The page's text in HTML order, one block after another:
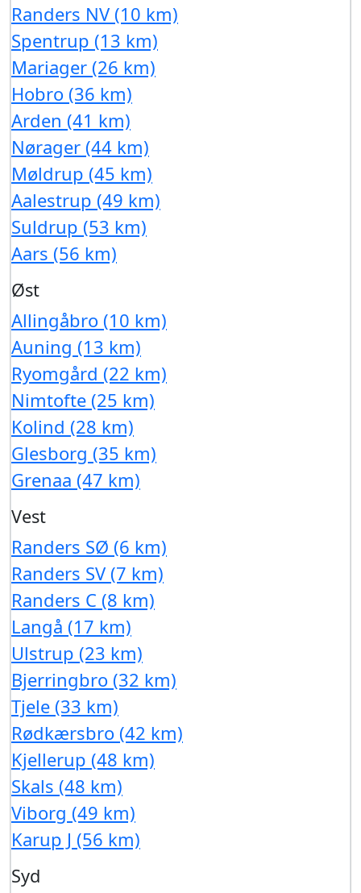
Randers NV (10 km)
Spentrup (13 km)
Mariager (26 km)
Hobro (36 km)
Arden (41 km)
Nørager (44 km)
Møldrup (45 km)
Aalestrup (49 km)
Suldrup (53 km)
Aars (56 km)
Øst
Allingåbro (10 km)
Auning (13 km)
Ryomgård (22 km)
Nimtofte (25 km)
Kolind (28 km)
Glesborg (35 km)
Grenaa (47 km)
Vest
Randers SØ (6 km)
Randers SV (7 km)
Randers C (8 km)
Langå (17 km)
Ulstrup (23 km)
Bjerringbro (32 km)
Tjele (33 km)
Rødkærsbro (42 km)
Kjellerup (48 km)
Skals (48 km)
Viborg (49 km)
Karup J (56 km)
Syd